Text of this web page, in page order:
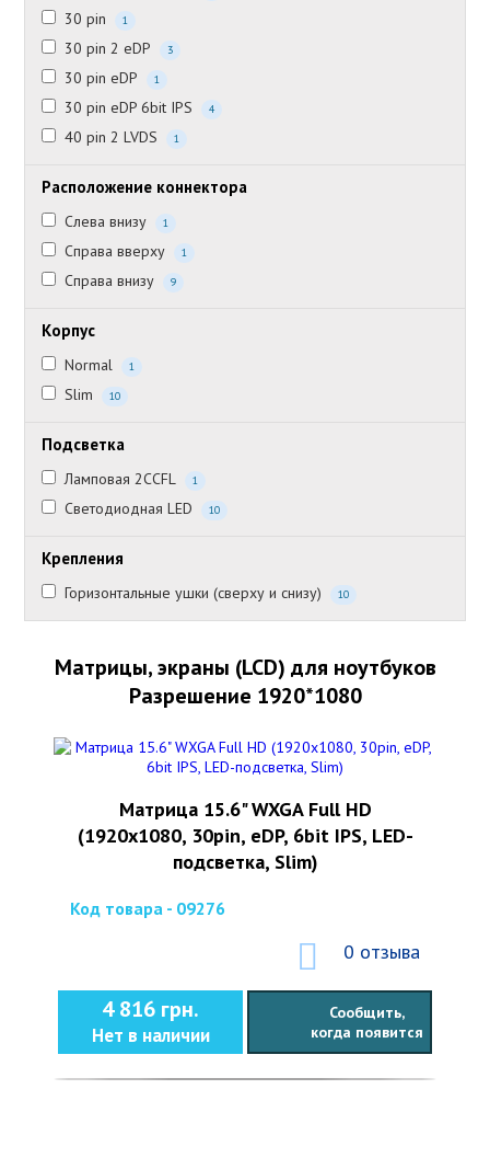
30 pin 1
30 pin 2 eDP 3
30 pin eDP 1
30 pin eDP 6bit IPS 4
40 pin 2 LVDS 1
Расположение коннектора
Слева внизу 1
Справа вверху 1
Справа внизу 9
Корпус
Normal 1
Slim 10
Подсветка
Ламповая 2CCFL 1
Светодиодная LED 10
Крепления
Горизонтальные ушки (сверху и снизу) 10
Матрицы, экраны (LCD) для ноутбуков
Разрешение 1920*1080
Матрица 15.6" WXGA Full HD
(1920x1080, 30pin, eDP, 6bit IPS, LED-
подсветка, Slim)
Код товара - 09276
0 отзыва
4 816 грн.
Нет в наличии
Сообщить,
когда появится